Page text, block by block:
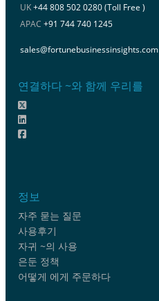
UK+44 808 502 0280 (Toll Free )
APAC +91 744 740 1245
sales@fortunebusinessinsights.com
연결하다 ~와 함께 우리를
정보
자주 묻는 질문
사용후기
자귀 ~의 사용
은둔 정책
어떻게 에게 주문하다